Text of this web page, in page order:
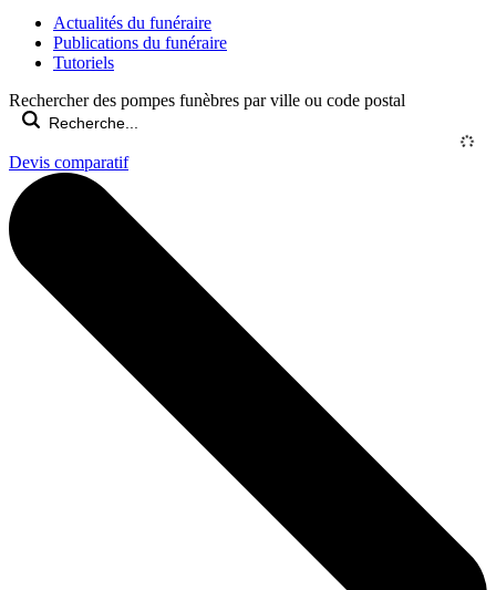
Actualités du funéraire
Publications du funéraire
Tutoriels
Rechercher des pompes funèbres par ville ou code postal
Devis comparatif